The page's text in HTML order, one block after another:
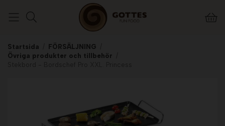
Startsida FÖRSÄLJNING
Övriga produkter och tillbehör